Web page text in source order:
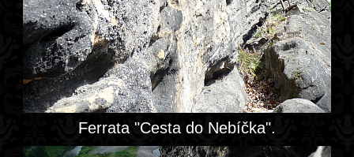
Ferrata "Cesta do Nebíčka".